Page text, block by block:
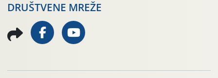
DRUŠTVENE MREŽE